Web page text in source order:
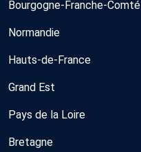
Bourgogne-Franche-Comté
Normandie
Hauts-de-France
Grand Est
Pays de la Loire
Bretagne